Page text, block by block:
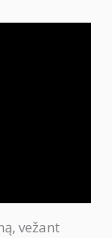
vežant